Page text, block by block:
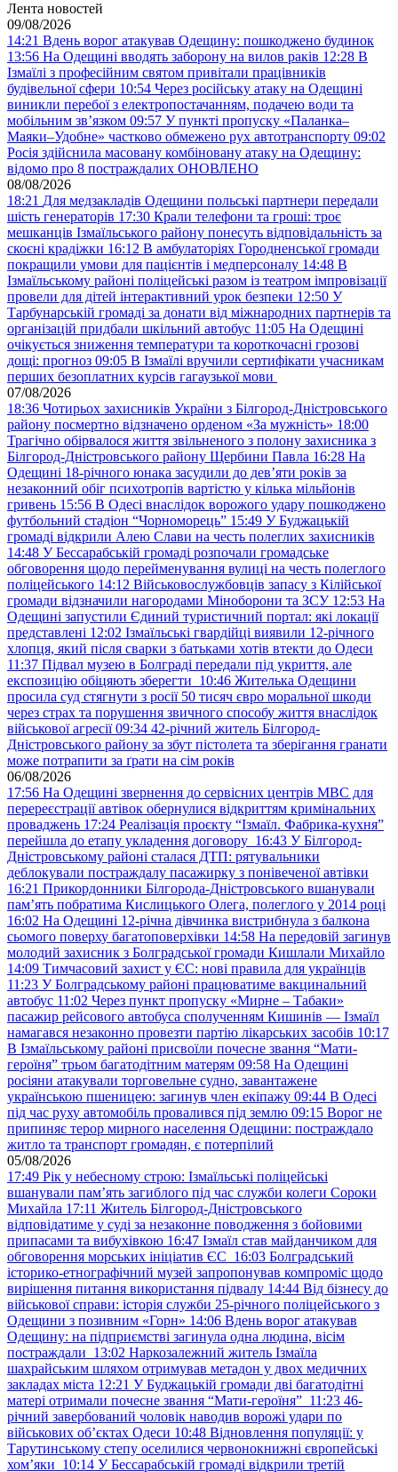
Лента новостей
09/08/2026
14:21 Вдень ворог атакував Одещину: пошкоджено будинок
13:56 На Одещині вводять заборону на вилов раків 12:28 В
Ізмаїлі з професійним святом привітали працівників
будівельної сфери 10:54 Через російську атаку на Одещині
виникли перебої з електропостачанням, подачею води та
мобільним звʼязком 09:57 У пункті пропуску «Паланка–
Маяки–Удобне» частково обмежено рух автотранспорту 09:02
Росія здійснила масовану комбіновану атаку на Одещину:
відомо про 8 постраждалих ОНОВЛЕНО
08/08/2026
18:21 Для медзакладів Одещини польські партнери передали
шість генераторів 17:30 Крали телефони та гроші: троє
мешканців Ізмаїльського району понесуть відповідальність за
скоєні крадіжки 16:12 В амбулаторіях Городненської громади
покращили умови для пацієнтів і медперсоналу 14:48 В
Ізмаїльському районі поліцейські разом із театром імпровізації
провели для дітей інтерактивний урок безпеки 12:50 У
Тарбунарській громаді за донати від міжнародних партнерів та
організацій придбали шкільний автобус 11:05 На Одещині
очікується зниження температури та короткочасні грозові
дощі: прогноз 09:05 В Ізмаїлі вручили сертифікати учасникам
перших безоплатних курсів гагаузької мови
07/08/2026
18:36 Чотирьох захисників України з Білгород-Дністровського
району посмертно відзначено орденом «За мужність» 18:00
Трагічно обірвалося життя звільненого з полону захисника з
Білгород-Дністровського району Щербини Павла 16:28 На
Одещині 18-річного юнака засудили до дев’яти років за
незаконний обіг психотропів вартістю у кілька мільйонів
гривень 15:56 В Одесі внаслідок ворожого удару пошкоджено
футбольний стадіон “Чорноморець” 15:49 У Буджацькій
громаді відкрили Алею Слави на честь полеглих захисників
14:48 У Бессарабській громаді розпочали громадське
обговорення щодо перейменування вулиці на честь полеглого
поліцейського 14:12 Військовослужбовців запасу з Кілійської
громади відзначили нагородами Міноборони та ЗСУ 12:53 На
Одещині запустили Єдиний туристичний портал: які локації
представлені 12:02 Ізмаїльські гвардійці виявили 12-річного
хлопця, який після сварки з батьками хотів втекти до Одеси
11:37 Підвал музею в Болграді передали під укриття, але
експозицію обіцяють зберегти 10:46 Жителька Одещини
просила суд стягнути з росії 50 тисяч євро моральної шкоди
через страх та порушення звичного способу життя внаслідок
військової агресії 09:34 42-річний житель Білгород-
Дністровського району за збут пістолета та зберігання гранати
може потрапити за ґрати на сім років
06/08/2026
17:56 На Одещині звернення до сервісних центрів МВС для
перереєстрації автівок обернулися відкриттям кримінальних
проваджень 17:24 Реалізація проєкту “Ізмаїл. Фабрика-кухня”
перейшла до етапу укладення договору 16:43 У Білгород-
Дністровському районі сталася ДТП: рятувальники
деблокували постраждалу пасажирку з понівеченої автівки
16:21 Прикордонники Білгорода-Дністровського вшанували
пам’ять побратима Кислицького Олега, полеглого у 2014 році
16:02 На Одещині 12-річна дівчинка вистрибнула з балкона
сьомого поверху багатоповерхівки 14:58 На передовій загинув
молодий захисник з Болградської громади Кишлали Михайло
14:09 Тимчасовий захист у ЄС: нові правила для українців
11:23 У Болградському районі працюватиме вакцинальний
автобус 11:02 Через пункт пропуску «Мирне – Табаки»
пасажир рейсового автобуса сполученням Кишинів — Ізмаїл
намагався незаконно провезти партію лікарських засобів 10:17
В Ізмаїльському районі присвоїли почесне звання “Мати-
героїня” трьом багатодітним матерям 09:58 На Одещині
росіяни атакували торговельне судно, завантажене
українською пшеницею: загинув член екіпажу 09:44 В Одесі
під час руху автомобіль провалився під землю 09:15 Ворог не
припиняє терор мирного населення Одещини: постраждало
житло та транспорт громадян, є потерпілий
05/08/2026
17:49 Рік у небесному строю: Ізмаїльські поліцейські
вшанували пам’ять загиблого під час служби колеги Сороки
Михайла 17:11 Житель Білгород-Дністровського
відповідатиме у суді за незаконне поводження з бойовими
припасами та вибухівкою 16:47 Ізмаїл став майданчиком для
обговорення морських ініціатив ЄС 16:03 Болградський
історико-етнографічний музей запропонував компроміс щодо
вирішення питання використання підвалу 14:44 Від бізнесу до
військової справи: історія служби 25-річного поліцейського з
Одещини з позивним «Горн» 14:06 Вдень ворог атакував
Одещину: на підприємстві загинула одна людина, вісім
постраждали 13:02 Наркозалежний житель Ізмаїла
шахрайським шляхом отримував метадон у двох медичних
закладах міста 12:21 У Буджацькій громади дві багатодітні
матері отримали почесне звання “Мати-героїня” 11:23 46-
річний завербований чоловік наводив ворожі удари по
військових обʼєктах Одеси 10:48 Відновлення популяції: у
Тарутинському степу оселилися червонокнижні європейські
хом’яки 10:14 У Бессарабській громаді відкрили третій